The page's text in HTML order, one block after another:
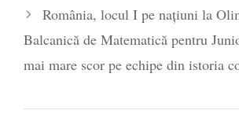
România, locul I pe națiuni la
Balcanică de Matematică pentru
mai mare scor pe echipe din istoria